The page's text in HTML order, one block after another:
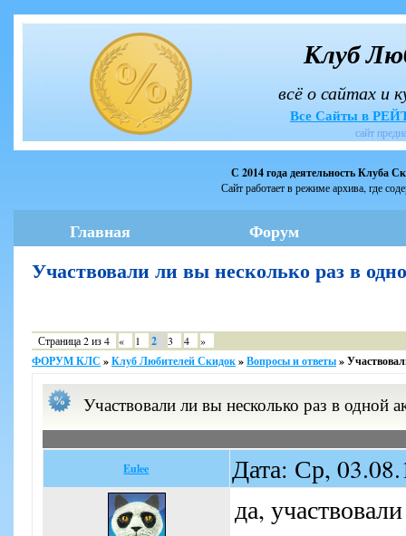
Клуб
всё о сайтах и
Все Сайты в
сайт
С 2014 года деятельность Клуба
Сайт работает в режиме архива, где
Главная Форум
Участвовали ли вы несколько раз в
Страница2из4 « 1 2 3 4 »
ФОРУМ КЛС »Клуб Любителей Скидок»Вопросы и ответы»
Участвовали ли вы несколько раз в одной
Eulee Дата: Ср,
да,